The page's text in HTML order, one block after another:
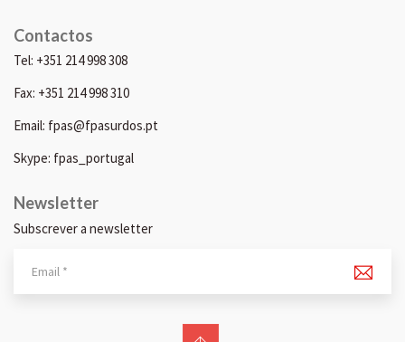
Contactos
Tel: +351 214 998 308
Fax: +351 214 998 310
Email: fpas@fpasurdos.pt
Skype: fpas_portugal
Newsletter
Subscrever a newsletter